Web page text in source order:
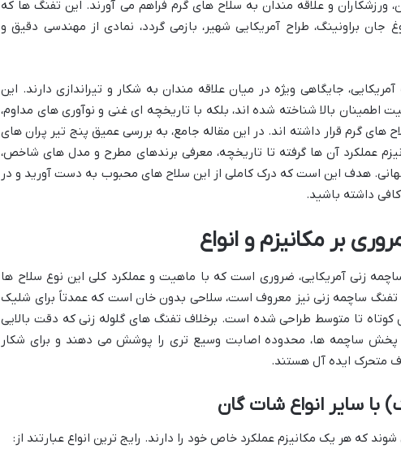
ورزشکاران و علاقه مندان به سلاح های گرم فراهم می آورند. این تفنگ ها که
جان براونینگ، طراح آمریکایی شهیر، بازمی گردد، نمادی از مهندسی دقیق و
جایگاهی ویژه در میان علاقه مندان به شکار و تیراندازی دارند. این
اطمینان بالا شناخته شده اند، بلکه با تاریخچه ای غنی و نوآوری های مداوم،
گرم قرار داشته اند. در این مقاله جامع، به بررسی عمیق پنج تیر پران های
عملکرد آن ها گرفته تا تاریخچه، معرفی برندهای مطرح و مدل های شاخص،
جهانی. هدف این است که درک کاملی از این سلاح های محبوب به دست آورید و در
داشته باشید.
بر مکانیزم و انواع
زنی آمریکایی، ضروری است که با ماهیت و عملکرد کلی این نوع سلاح ها
تفنگ ساچمه زنی نیز معروف است، سلاحی بدون خان است که عمدتاً برای شلیک
تا متوسط طراحی شده است. برخلاف تفنگ های گلوله زنی که دقت بالایی
پخش ساچمه ها، محدوده اصابت وسیع تری را پوشش می دهند و برای شکار
متحرک ایده آل هستند.
با سایر انواع شات گان
که هر یک مکانیزم عملکرد خاص خود را دارند. رایج ترین انواع عبارتند از: